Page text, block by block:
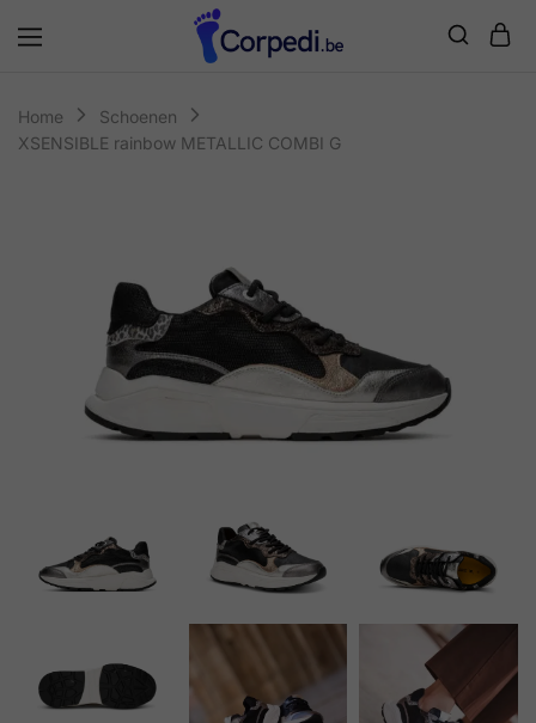
Home
Schoenen
XSENSIBLE rainbow METALLIC COMBI G